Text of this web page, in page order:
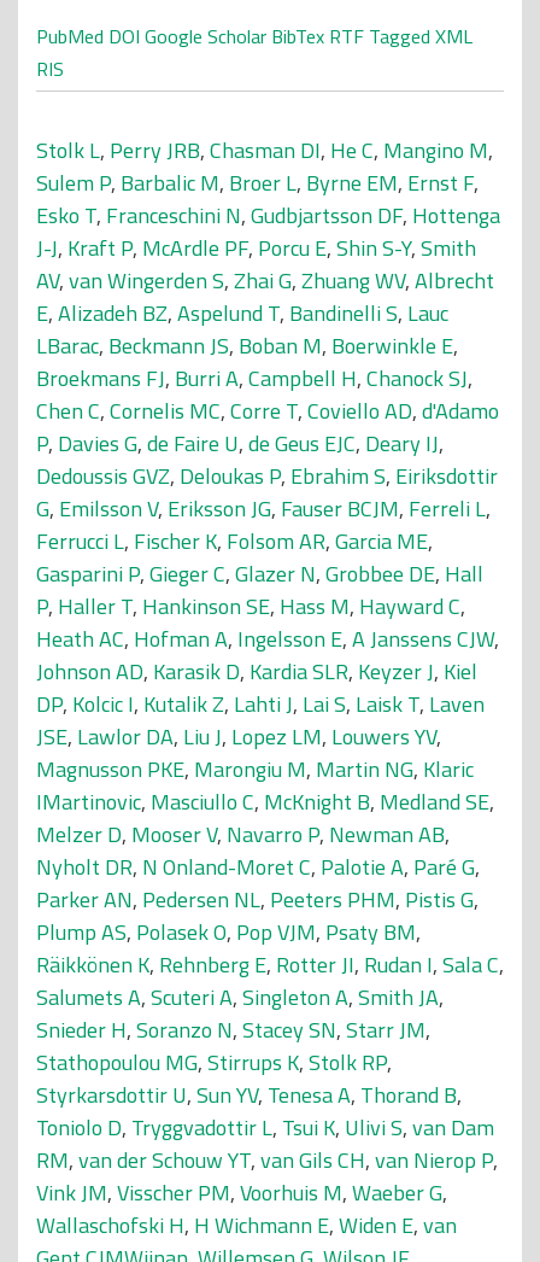
PubMed DOI Google Scholar BibTex RTF Tagged XML
RIS
Stolk L, Perry JRB,Chasman DI, He C, Mangino M,
Sulem P, Barbalic M, Broer L, Byrne EM, Ernst F,
Esko T, Franceschini N,Gudbjartsson DF, Hottenga
J-J, Kraft P, McArdle PF, Porcu E,Shin S-Y,Smith
AV,van Wingerden S,Zhai G,Zhuang WV,Albrecht
E,Alizadeh BZ,Aspelund T, Bandinelli S, Lauc
LBarac, Beckmann JS, Boban M, Boerwinkle E,
Broekmans FJ, Burri A,Campbell H,Chanock SJ,
Chen C,Cornelis MC,Corre T,Coviello AD,d'Adamo
P, Davies G,de Faire U,de Geus EJC, Deary IJ,
Dedoussis GVZ, Deloukas P, Ebrahim S, Eiriksdottir
G, Emilsson V, Eriksson JG, Fauser BCJM, Ferreli L,
Ferrucci L, Fischer K, Folsom AR,Garcia ME,
Gasparini P,Gieger C,Glazer N,Grobbee DE, Hall
P, Haller T, Hankinson SE, Hass M, Hayward C,
Heath AC, Hofman A, Ingelsson E,A Janssens CJW,
Johnson AD, Karasik D, Kardia SLR, Keyzer J, Kiel
DP, Kolcic I, Kutalik Z, Lahti J, Lai S, Laisk T, Laven
JSE, Lawlor DA, Liu J, Lopez LM, Louwers YV,
Magnusson PKE, Marongiu M, Martin NG, Klaric
IMartinovic, Masciullo C, McKnight B, Medland SE,
Melzer D, Mooser V, Navarro P, Newman AB,
Nyholt DR, N Onland-Moret C, Palotie A, Paré G,
Parker AN, Pedersen NL, Peeters PHM, Pistis G,
Plump AS, Polasek O, Pop VJM, Psaty BM,
Räikkönen K, Rehnberg E, Rotter JI, Rudan I,Sala C,
Salumets A,Scuteri A,Singleton A,Smith JA,
Snieder H,Soranzo N,Stacey SN,Starr JM,
Stathopoulou MG,Stirrups K,Stolk RP,
Styrkarsdottir U,Sun YV, Tenesa A, Thorand B,
Toniolo D, Tryggvadottir L, Tsui K, Ulivi S,van Dam
RM,van der Schouw YT,van Gils CH,van Nierop P,
Vink JM,Visscher PM,Voorhuis M,Waeber G,
Wallaschofski H, H Wichmann E,Widen E,van